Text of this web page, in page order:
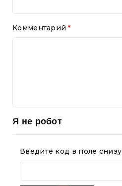
Комментарий
Я не робот
Введите код в поле снизу